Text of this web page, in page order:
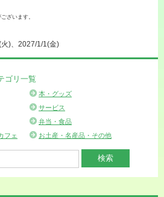
ざいます。
)、2027/1/1(金)
ゴリ一覧
本・グッズ
サービス
弁当・食品
フェ
お土産・名産品・その他